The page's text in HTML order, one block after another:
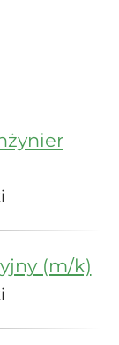
(m/k)